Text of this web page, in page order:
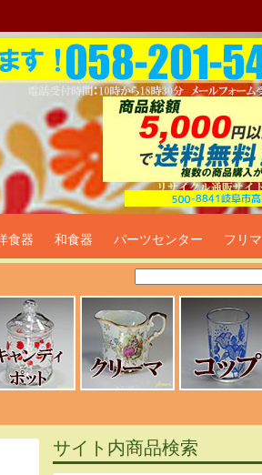
リマート
食器 和食器 パーツセンター フリマ
サイト内商品検索